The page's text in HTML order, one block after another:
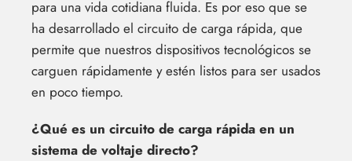
para una vida cotidiana fluida. Es por eso que se
ha desarrollado el circuito de carga rápida, que
permite que nuestros dispositivos tecnológicos se
carguen rápidamente y estén listos para ser usados
en poco tiempo.
¿Qué es un circuito de carga rápida en un
sistema de voltaje directo?